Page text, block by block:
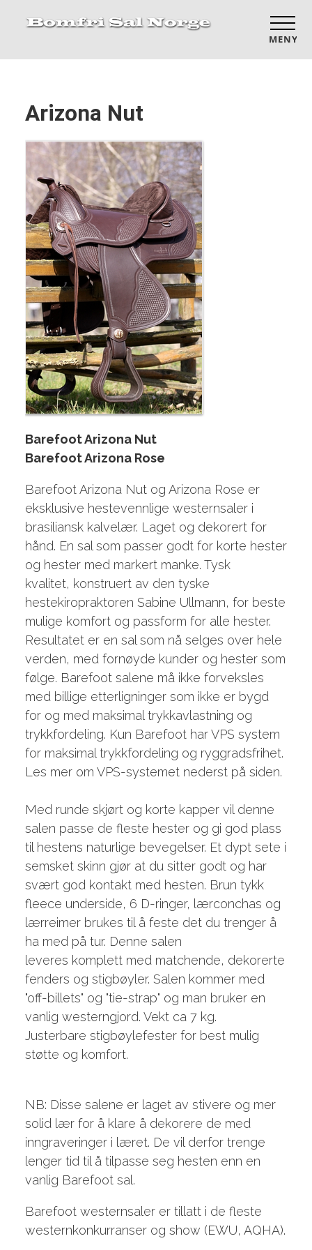
MENY
Arizona Nut
Barefoot Arizona Nut
Barefoot Arizona Rose
Barefoot Arizona Nut og Arizona Rose er
eksklusive hestevennlige westernsaler i
brasiliansk kalvelær. Laget og dekorert for
hånd. En sal som passer godt for korte hester
og hester med markert manke. Tysk
kvalitet, konstruert av den tyske
hestekiropraktoren Sabine Ullmann, for beste
mulige komfort og passform for alle hester.
Resultatet er en sal som nå selges over hele
verden, med fornøyde kunder og hester som
følge. Barefoot salene må ikke forveksles
med billige etterligninger som ikke er bygd
for og med maksimal trykkavlastning og
trykkfordeling. Kun Barefoot har VPS system
for maksimal trykkfordeling og ryggradsfrihet.
Les mer om VPS-systemet nederst på siden.
Med runde skjørt og korte kapper vil denne
salen passe de fleste hester og gi god plass
til hestens naturlige bevegelser. Et dypt sete i
semsket skinn gjør at du sitter godt og har
svært god kontakt med hesten. Brun tykk
fleece underside, 6 D-ringer, lærconchas og
lærreimer brukes til å feste det du trenger å
ha med på tur. Denne salen
leveres komplett med matchende, dekorerte
fenders og stigbøyler. Salen kommer med
"off-billets" og "tie-strap" og man bruker en
vanlig westerngjord. Vekt ca 7 kg.
Justerbare stigbøylefester for best mulig
støtte og komfort.
NB: Disse salene er laget av stivere og mer
solid lær for å klare å dekorere de med
inngraveringer i læret. De vil derfor trenge
lenger tid til å tilpasse seg hesten enn en
vanlig Barefoot sal.
Barefoot westernsaler er tillatt i de fleste
westernkonkurranser og show (EWU, AQHA).